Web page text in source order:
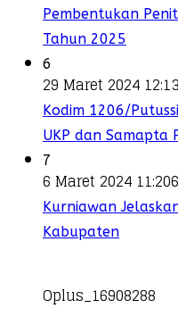
Pembentukan
Tahun 2025
6
29 Maret 2024 12:13
Kodim 1206/
UKP dan Samapta
7
6 Maret 2024 11:20
Kurniawan
Kabupaten
Oplus_16908288